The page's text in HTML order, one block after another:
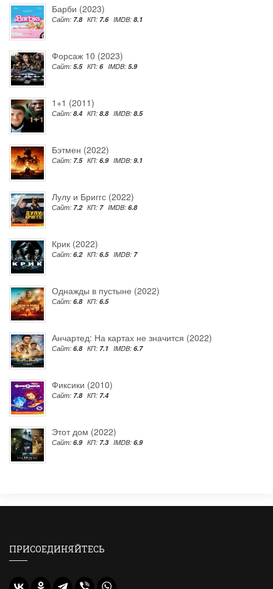
Барби (2023)
Сайт: 7.8 КП: 7.6 IMDB: 8.1
Форсаж 10 (2023)
Сайт: 5.5 КП: 6 IMDB: 5.9
1+1 (2011)
Сайт: 8.4 КП: 8.8 IMDB: 8.5
Бэтмен (2022)
Сайт: 7.5 КП: 6.9 IMDB: 9.1
Лулу и Бриггс (2022)
Сайт: 7.2 КП: 7 IMDB: 6.8
Крик (2022)
Сайт: 6.2 КП: 6.5 IMDB: 7
Однажды в пустыне (2022)
Сайт: 6.8 КП: 6.5
Анчартед: На картах не значится (2022)
Сайт: 6.8 КП: 7.1 IMDB: 6.7
Фиксики (2010)
Сайт: 7.8 КП: 7.4
Этот дом (2022)
Сайт: 6.9 КП: 7.3 IMDB: 6.9
ПРИСОЕДИНЯЙТЕСЬ